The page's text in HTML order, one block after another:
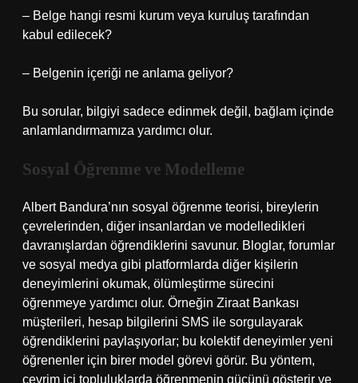
– Belge hangi resmi kurum veya kuruluş tarafından
kabul edilecek?
– Belgenin içeriği ne anlama geliyor?
Bu sorular, bilgiyi sadece edinmek değil, bağlam içinde
anlamlandırmamıza yardımcı olur.
Sosyal Öğrenme ve Modelleme
Albert Bandura’nın sosyal öğrenme teorisi, bireylerin
çevrelerinden, diğer insanlardan ve modelledikleri
davranışlardan öğrendiklerini savunur. Bloglar, forumlar
ve sosyal medya gibi platformlarda diğer kişilerin
deneyimlerini okumak, ölümleştirme sürecini
öğrenmeye yardımcı olur. Örneğin Ziraat Bankası
müşterileri, hesap bilgilerini SMS ile sorgulayarak
öğrendiklerini paylaşıyorlar; bu kolektif deneyimler yeni
öğrenenler için birer model görevi görür. Bu yöntem,
çevrim içi topluluklarda öğrenmenin gücünü gösterir ve